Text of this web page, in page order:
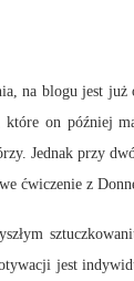
na blogu jest już
on
Jednak przy
ćwiczenie z
jest